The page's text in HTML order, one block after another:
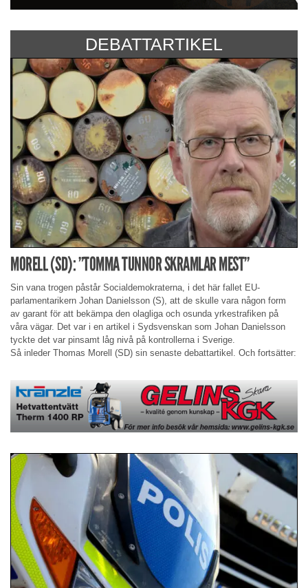
DEBATTARTIKEL
MORELL (SD): ”TOMMA TUNNOR SKRAMLAR MEST”
Sin vana trogen påstår Socialdemokraterna, i det här fallet EU-
parlamentarikern Johan Danielsson (S), att de skulle vara någon form
av garant för att bekämpa den olagliga och osunda yrkestrafiken på
våra vägar. Det var i en artikel i Sydsvenskan som Johan Danielsson
tyckte det var pinsamt låg nivå på kontrollerna i Sverige.
Så inleder Thomas Morell (SD) sin senaste debattartikel. Och fortsätter: